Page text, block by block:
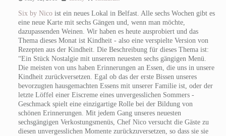
Six by Nicoist ein neues Lokal in Belfast. Alle sechs Wochen gibt es
eine neue Karte mit sechs Gängen und, wenn man möchte,
dazupassenden Weinen. Wir haben es heute ausprobiert und das
Thema dieses Monat ist Kindheit - also eine verspielte Version von
Rezepten aus der Kindheit. Die Beschreibung für dieses Thema ist:
“Ein Stück Nostalgie mit unserem neuesten sechs gängigen Menü.
Die meisten von uns haben Erinnerungen an Essen, die uns in unsere
Kindheit zurückversetzen. Egal ob das der erste Bissen unseres
bevorzugten hausgemachten Essens mit unserer Familie ist, oder der
letzte Löffel einer Eiscreme eines unvergesslichen Sommers -
Geschmack spielt eine einzigartige Rolle bei der Bildung von
schönen Erinnerungen. Mit jedem Gang unseres neuesten
sechsgängigen Verkostungsmenüs, Chef Nico versucht die Gäste zu
diesen unvergesslichen Momente zurückzuversetzen, so dass sie sie